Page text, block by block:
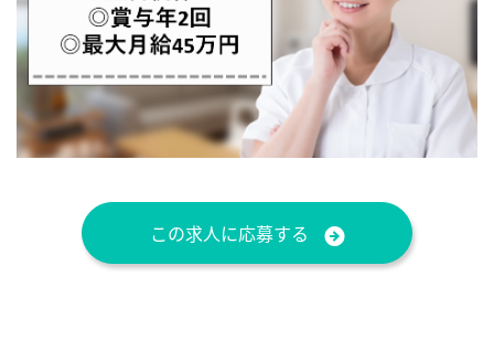
この求人に応募する